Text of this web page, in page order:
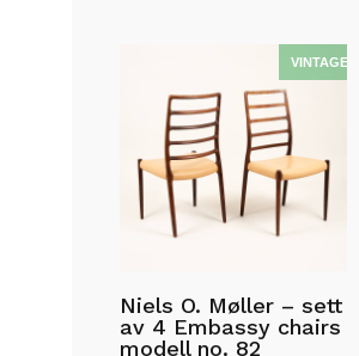
siste
Niels O. Møller – sett
av 4 Embassy chairs
modell no. 82